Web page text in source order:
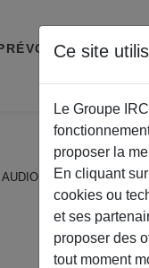
Ce site
Le Groupe
proposer la
En cliquant
cookies ou
et ses
proposer des
tout moment